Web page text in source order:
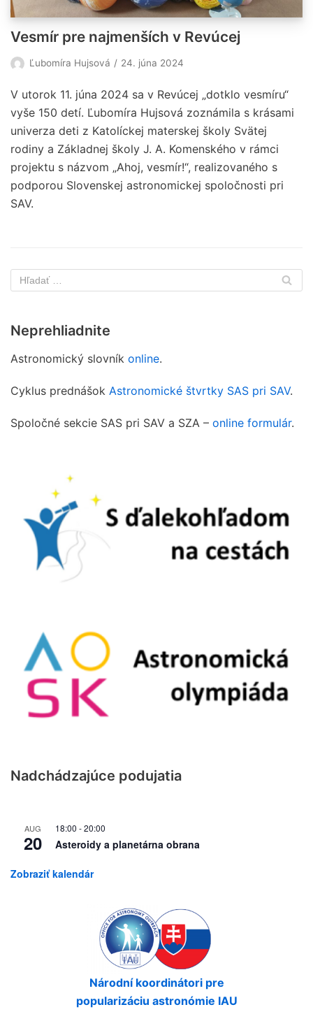
Vesmír pre najmenších v Revúcej
Ľubomíra Hujsová 24. júna 2024
V utorok 11. júna 2024 sa v Revúcej „dotklo vesmíru“
vyše 150 detí. Ľubomíra Hujsová zoznámila s krásami
univerza deti z Katolíckej materskej školy Svätej
rodiny a Základnej školy J. A. Komenského v rámci
projektu s názvom „Ahoj, vesmír!“, realizovaného s
podporou Slovenskej astronomickej spoločnosti pri
SAV.
Neprehliadnite
Astronomický slovník online.
Cyklus prednášok Astronomické štvrtky SAS pri SAV.
Spoločné sekcie SAS pri SAV a SZA – online formulár.
Nadchádzajúce podujatia
AUG
20
18:00 -20:00
Asteroidy a planetárna obrana
Zobraziť kalendár
Národní koordinátori pre
popularizáciu astronómie IAU